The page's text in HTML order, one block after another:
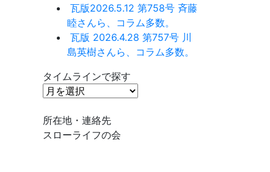
瓦版2026.5.12 第758号 斉藤
睦さんら、コラム多数。
瓦版 2026.4.28 第757号 川
島英樹さんら、コラム多数。
タイムラインで探す
タ
ム
ラ
所在地・連絡先
スローライフの会